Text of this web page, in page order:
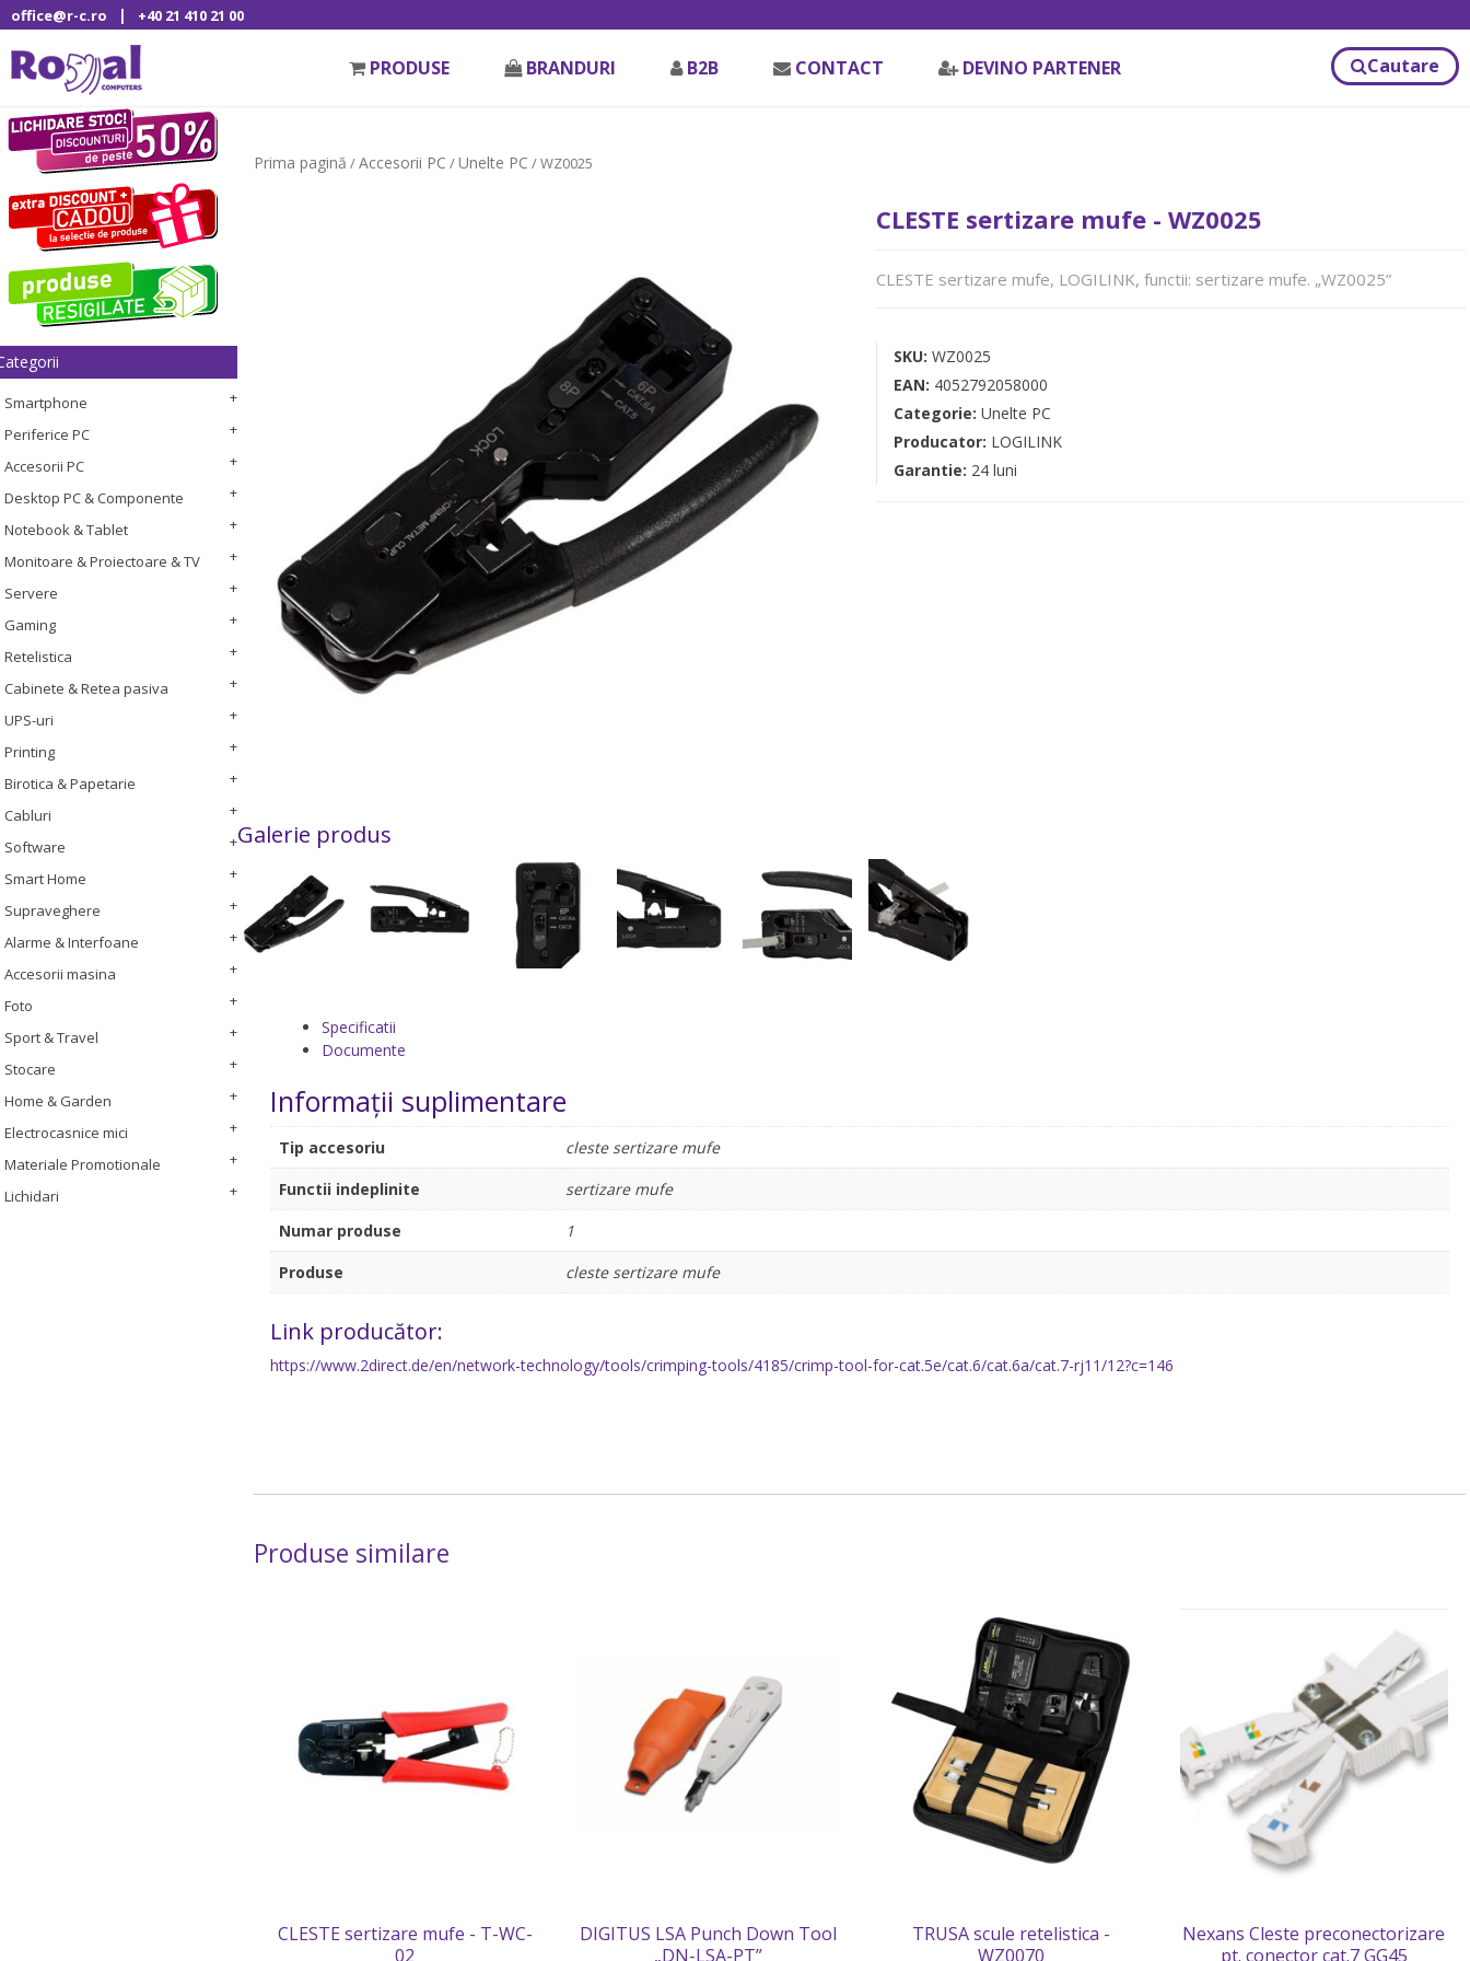
office@r-c.ro | +40 21 410 21 00
PRODUSE BRANDURI B2B CONTACT DEVINO PARTENER Cautare
Smartphone
Periferice PC
Accesorii PC
Desktop PC & Componente
Notebook & Tablet
Monitoare & Proiectoare & TV
Servere
Gaming
Retelistica
Cabinete & Retea pasiva
UPS-uri
Printing
Birotica & Papetarie
Cabluri
Software
Smart Home
Supraveghere
Alarme & Interfoane
Accesorii masina
Foto
Sport & Travel
Stocare
Home & Garden
Electrocasnice mici
Materiale Promotionale
Lichidari
Prima pagină /Accesorii PC /Unelte PC / WZ0025
CLESTE sertizare mufe - WZ0025
CLESTE sertizare mufe, LOGILINK, functii: sertizare mufe. „WZ0025”
SKU: WZ0025
EAN: 4052792058000
Categorie: Unelte PC
Producator: LOGILINK
Garantie: 24 luni
Galerie produs
Specificatii
Documente
Informații suplimentare
Tip accesoriu
cleste sertizare mufe
Functii indeplinite
sertizare mufe
Numar produse
1
Produse
cleste sertizare mufe
Link producător:
https://www.2direct.de/en/network-technology/tools/crimping-tools/4185/crimp-tool-for-cat.5e/cat.6/cat.6a/cat.7-rj11/12?c=146
Produse similare
CLESTE sertizare mufe - T-WC-
02
DIGITUS LSA Punch Down Tool
„DN-LSA-PT”
TRUSA scule retelistica -
WZ0070
Nexans Cleste preconectorizare
pt. conector cat.7 GG45